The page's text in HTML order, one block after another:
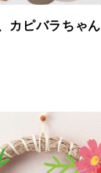
カピバラちゃん